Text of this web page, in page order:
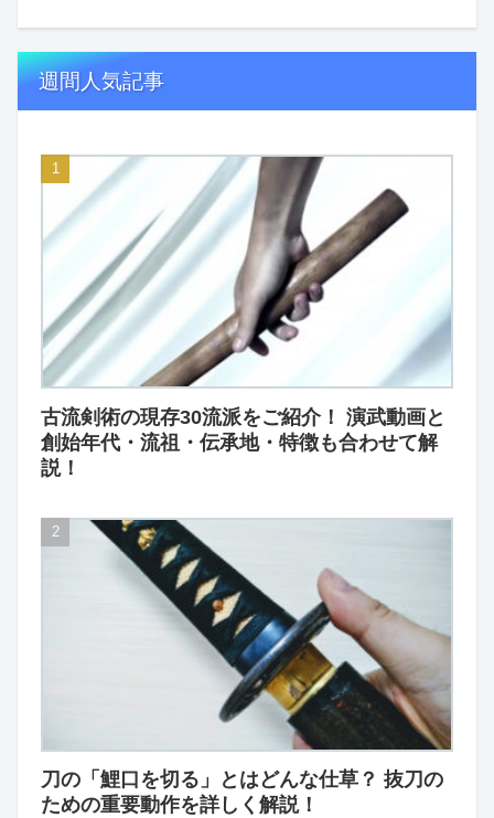
週間人気記事
古流剣術の現存30流派をご紹介！ 演武動画と
創始年代・流祖・伝承地・特徴も合わせて解
説！
刀の「鯉口を切る」とはどんな仕草？ 抜刀の
ための重要動作を詳しく解説！